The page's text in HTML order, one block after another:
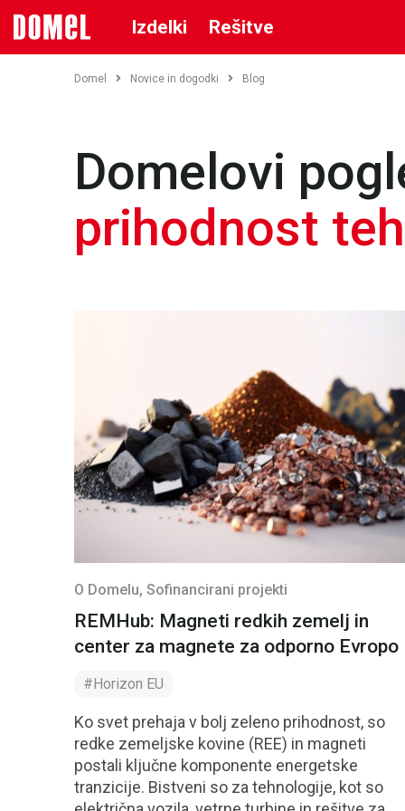
Izdelki Rešitve
Domel Novice in dogodki Blog
Domelovi
prihodnost
O Domelu, Sofinancirani projekti
REMHub: Magneti redkih zemelj in
center za magnete za odporno Evropo
#Horizon EU
Ko svet prehaja v bolj zeleno prihodnost, so
redke zemeljske kovine (REE) in magneti
postali ključne komponente energetske
tranzicije. Bistveni so za tehnologije, kot so